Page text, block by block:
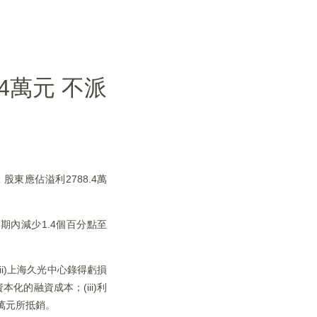
萬元 不派
股東應佔溢利2788.4萬
內減少1.4個百分點至
上海久光中心錄得虧損
化的融資成本；(iii)利
所抵銷。